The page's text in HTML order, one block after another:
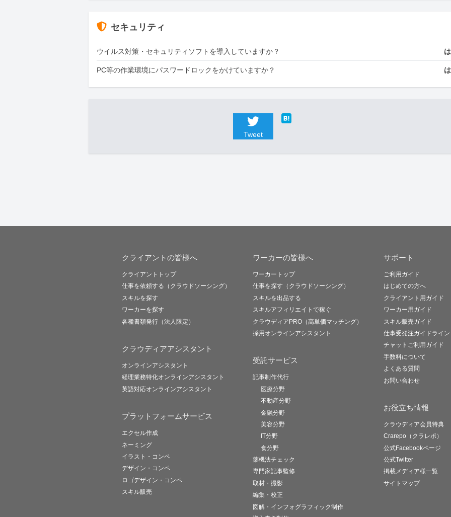
セキュリティ
ウイルス対策・セキュリティソフトを導入していますか？
PC等の作業環境にパスワードロックをかけていますか？
Tweet
クライアントの皆様へ
クライアントトップ
仕事を依頼する（クラウドソーシング）
スキルを探す
ワーカーを探す
各種書類発行（法人限定）
クラウディアアシスタント
オンラインアシスタント
経理業務特化オンラインアシスタント
英語対応オンラインアシスタント
プラットフォームサービス
エクセル作成
ネーミング
イラスト・コンペ
デザイン・コンペ
ロゴデザイン・コンペ
スキル販売
ワーカーの皆様へ
ワーカートップ
仕事を探す（クラウドソーシング）
スキルを出品する
スキルアフィリエイトで稼ぐ
クラウディアPRO（高単価マッチング）
採用オンラインアシスタント
受託サービス
記事制作代行
医療分野
不動産分野
金融分野
美容分野
IT分野
食分野
薬機法チェック
専門家記事監修
取材・撮影
編集・校正
図解・インフォグラフィック制作
サポート
ご利用ガイド
はじめての方へ
クライアント用ガイド
ワーカー用ガイド
スキル販売ガイド
仕事受発注ガイドライン
チャットご利用ガイド
手数料について
よくある質問
お問い合わせ
お役立ち情報
クラウディア会員特典
Crarepo（クラレポ）
公式Facebookページ
公式Twitter
掲載メディア様一覧
サイトマップ